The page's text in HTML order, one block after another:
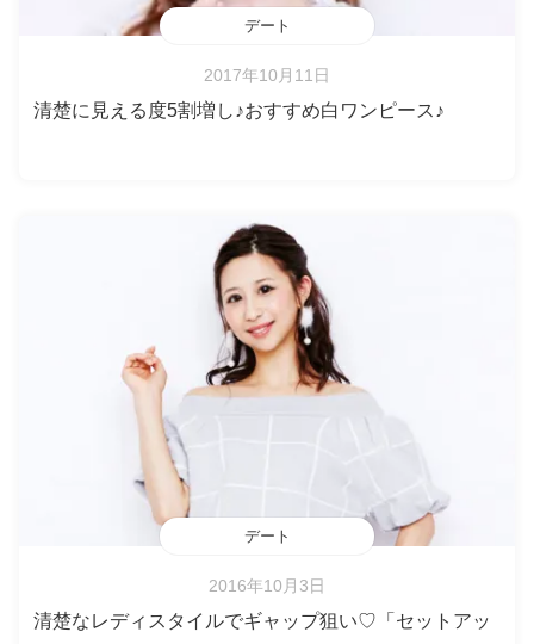
デート
2017年10月11日
清楚に見える度5割増し♪おすすめ白ワンピース♪
デート
2016年10月3日
清楚なレディスタイルでギャップ狙い♡「セットアッ